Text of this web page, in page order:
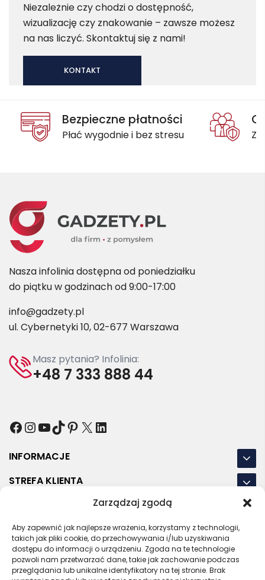
Zarządzaj zgodą
Aby zapewnić jak najlepsze wrażenia, korzystamy z technologii,
takich jak pliki cookie, do przechowywania i/lub uzyskiwania
dostępu do informacji o urządzeniu. Zgoda na te technologie
pozwoli nam przetwarzać dane, takie jak zachowanie podczas
przeglądania lub unikalne identyfikatory na tej stronie. Brak
Niezależnie czy chodzi o dostępność,
wizualizację czy znakowanie – zawsze możesz
na nas liczyć. Skontaktuj się z nami!
KONTAKT
Bezpieczne płatności
Płać wygodnie i bez stresu
Nasza infolinia dostępna od poniedziałku
do piątku w godzinach od 9:00-17:00
info@gadzety.pl
ul. Cybernetyki 10, 02-677 Warszawa
Masz pytania? Infolinia:
+48 7 333 888 44
Facebook
Instagram
YouTube
TikTok
Pinterest
X LinkedIn
INFORMACJE
STREFA KLIENTA
NASZE LOKALIZACJE
OSTATNIE POSTY